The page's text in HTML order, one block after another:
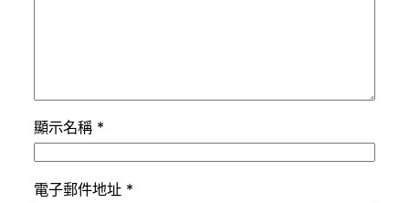
顯示名稱 *
電子郵件地址 *